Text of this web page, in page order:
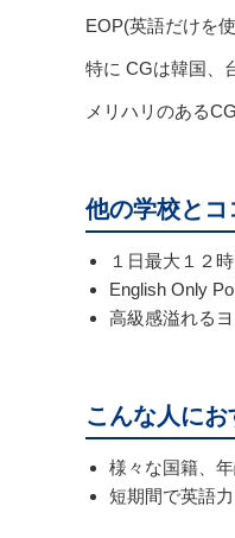
EOP(英語だけを
特に CGは韓国、
メリハリのある
他の学校と
１日最大１２
English Only
高級感溢れる
こんな人にお
様々な国籍、
短期間で英語